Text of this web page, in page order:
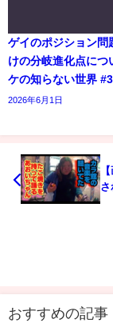
ゲイのポジション問
けの分岐進化点につ
ケの知らない世界 #3
2026年6月1日
おすすめの記事